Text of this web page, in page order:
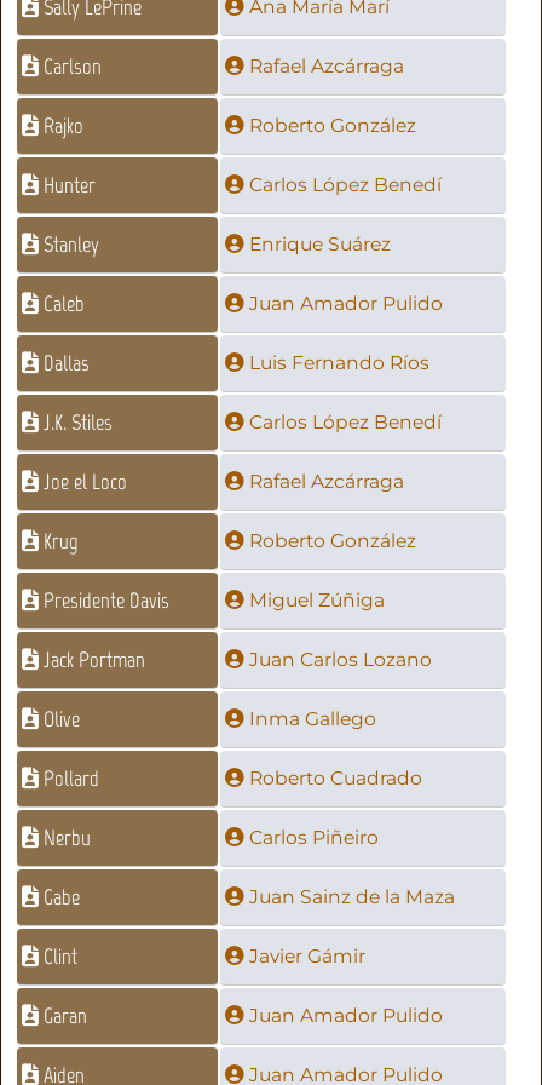
Sally LePrine Ana María Marí
Carlson Rafael Azcárraga
Rajko Roberto González
Hunter Carlos López Benedí
Stanley Enrique Suárez
Caleb Juan Amador Pulido
Dallas Luis Fernando Ríos
J.K. Stiles Carlos López Benedí
Joe el Loco Rafael Azcárraga
Krug Roberto González
Presidente Davis Miguel Zúñiga
Jack Portman Juan Carlos Lozano
Olive Inma Gallego
Pollard Roberto Cuadrado
Nerbu Carlos Piñeiro
Gabe Juan Sainz de la Maza
Clint Javier Gámir
Garan Juan Amador Pulido
Aiden Juan Amador Pulido